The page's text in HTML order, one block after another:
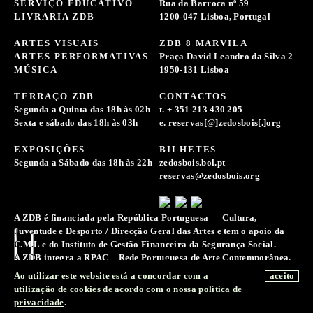
SERVIÇO EDUCATIVO
LIVRARIA ZDB
ARTES VISUAIS
ARTES PERFORMATIVAS
MÚSICA
Rua da Barroca nº 59
1200-047 Lisboa, Portugal
ZDB 8 MARVILA
Praça David Leandro da Silva 2
1950-131 Lisboa
TERRAÇO ZDB
Segunda a Quinta das 18h às 02h
Sexta e sábado das 18h às 03h
EXPOSIÇÕES
Segunda a Sábado das 18h às 22h
CONTACTOS
t. + 351 213 430 205
e. reservas[@]zedosbois[.]org
BILHETES
zedosbois.bol.pt
reservas@zedosbois.org
A ZDB é financiada pela República Portuguesa — Cultura,
Juventude e Desporto / Direcção Geral das Artes e tem o apoio da
C.M.L e do Instituto de Gestão Financeira da Segurança Social.
A ZDB integra a RPAC – Rede Portuguesa de Arte Contemporânea.
A Associação Zé dos Bois reserva-se o direito de recolher e
conservar registos de imagens, sons e voz para a difusão e
preservação da memória da sua atividade.
aceito
Ao utilizar este website está a concordar com a
utilização de cookies de acordo com o nossapolítica de
privacidade.